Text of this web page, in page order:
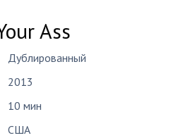
Ass
Дублированный
2013
10 мин
США